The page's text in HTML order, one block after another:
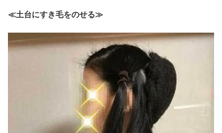
≪土台にすき毛をのせる≫